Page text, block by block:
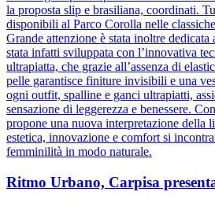
la proposta slip e brasiliana, coordinati.
disponibili al Parco Corolla nelle
Grande attenzione è stata inoltre
stata infatti sviluppata con l’innovativa
ultrapiatta, che grazie all’assenza di
pelle garantisce finiture invisibili e una
ogni outfit, spalline e ganci ultrapiatti,
sensazione di leggerezza e benessere.
propone una nuova interpretazione della
estetica, innovazione e comfort si
femminilità in modo naturale.
Ritmo Urbano, Carpisa